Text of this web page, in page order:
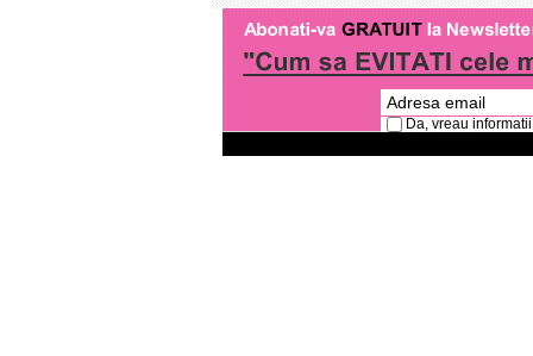
Da, vreau